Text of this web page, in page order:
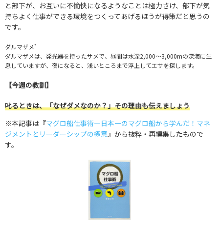
と部下が、お互いに不愉快になるようなことは極力さけ、部下が気
持ちよく仕事ができる環境をつくってあげるほうが得策だと思うの
です。
ダルマザメ*
ダルマザメは、発光器を持ったサメで、昼間は水深2,000～3,000mの深海に生
息していますが、夜になると、浅いところまで浮上してエサを探します。
【今週の教訓】
叱るときは、「なぜダメなのか？」その理由も伝えましょう
※本記事は『マグロ船仕事術―日本一のマグロ船から学んだ！マネ
ジメントとリーダーシップの極意』から抜粋・再編集したもので
す。